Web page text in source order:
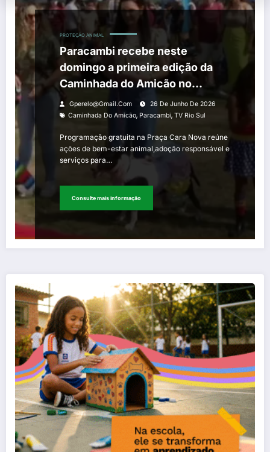
PROTEÇÃO ANIMAL
Paracambi recebe neste
domingo a primeira edição da
Caminhada do Amicão no
município
Gperelo@gmail.com
26 De Junho De 2026
Caminhada Do Amicão, Paracambi, TV Rio Sul
Programação gratuita na Praça Cara Nova reúne
ações de bem-estar animal,adoção responsável e
serviços para…
Consulte mais informação